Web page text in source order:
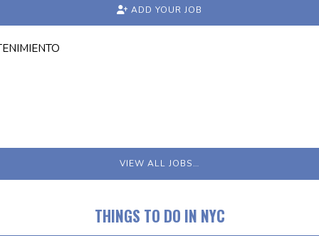
ADD YOUR JOB
VIEW ALL JOBS…
THINGS TO DO IN NYC